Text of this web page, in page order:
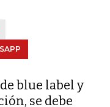
blue label y
se debe